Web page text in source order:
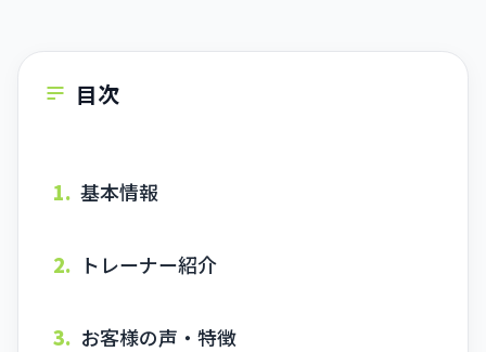
目次
1. 基本情報
2. トレーナー紹介
3. お客様の声・特徴